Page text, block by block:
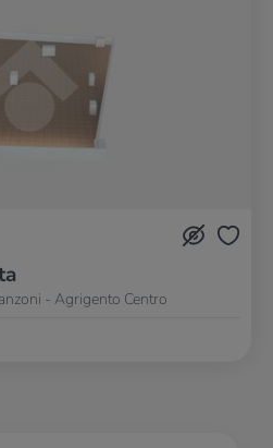
- Agrigento Centro